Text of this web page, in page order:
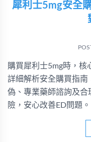
犀利士5mg安全
購買犀利士5mg時，核
詳細解析安全購買指南
偽、專業藥師諮詢及
險，安心改善ED問題。